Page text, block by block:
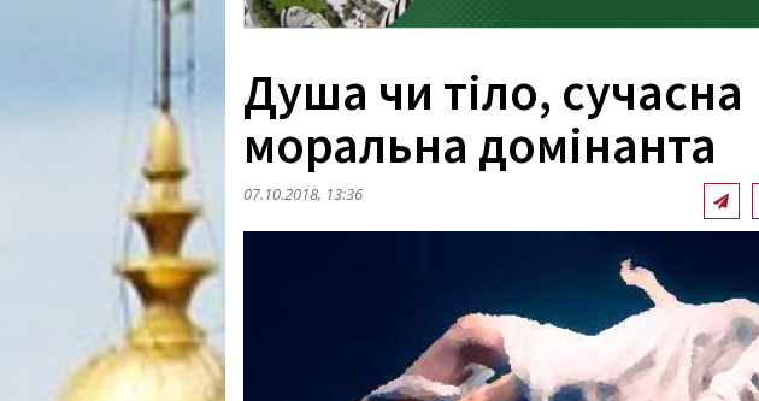
Душа чи тіло, сучасна
моральна домінанта
07.10.2018, 13:36